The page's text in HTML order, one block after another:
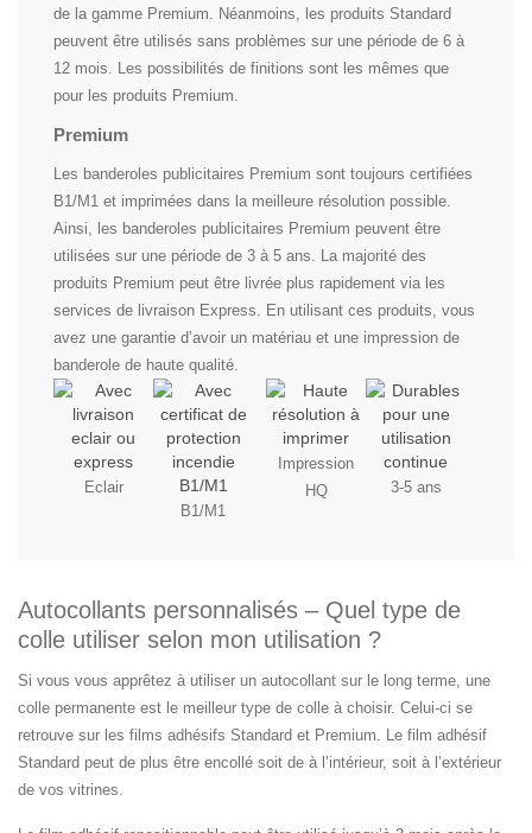
de la gamme Premium. Néanmoins, les produits Standard
peuvent être utilisés sans problèmes sur une période de 6 à
12 mois. Les possibilités de finitions sont les mêmes que
pour les produits Premium.
Premium
Les banderoles publicitaires Premium sont toujours certifiées
B1/M1 et imprimées dans la meilleure résolution possible.
Ainsi, les banderoles publicitaires Premium peuvent être
utilisées sur une période de 3 à 5 ans. La majorité des
produits Premium peut être livrée plus rapidement via les
services de livraison Express. En utilisant ces produits, vous
avez une garantie d’avoir un matériau et une impression de
banderole de haute qualité.
Eclair
B1/M1
Impression
HQ
3-5 ans
Autocollants personnalisés – Quel type de
colle utiliser selon mon utilisation ?
Si vous vous apprêtez à utiliser un autocollant sur le long terme, une
colle permanente est le meilleur type de colle à choisir. Celui-ci se
retrouve sur les films adhésifs Standard et Premium. Le film adhésif
Standard peut de plus être encollé soit de à l’intérieur, soit à l’extérieur
de vos vitrines.